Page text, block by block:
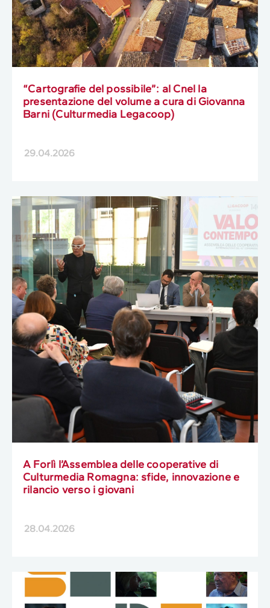
“Cartografie del possibile”: al Cnel la
presentazione del volume a cura di Giovanna
Barni (Culturmedia Legacoop)
29.04.2026
A Forlì l’Assemblea delle cooperative di
Culturmedia Romagna: sfide, innovazione e
rilancio verso i giovani
28.04.2026